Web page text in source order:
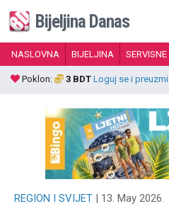
Bijeljina Danas
NASLOVNA BIJELJINA SERVISNE
Poklon: 3 BDT Loguj se i preuzmi
REGION I SVIJET | 13. May 2026.